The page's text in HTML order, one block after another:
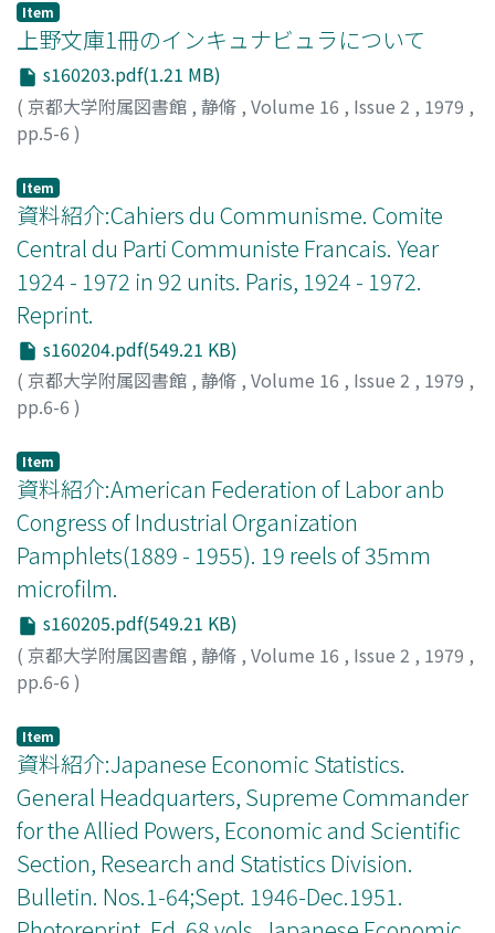
Item
上野文庫1冊のインキュナビュラについて
s160203.pdf(1.21 MB)
( 京都大学附属図書館 , 静脩 , Volume 16 , Issue 2 , 1979 ,
pp.5-6 )
Item
資料紹介:Cahiers du Communisme. Comite
Central du Parti Communiste Francais. Year
1924 - 1972 in 92 units. Paris, 1924 - 1972.
Reprint.
s160204.pdf(549.21 KB)
( 京都大学附属図書館 , 静脩 , Volume 16 , Issue 2 , 1979 ,
pp.6-6 )
Item
資料紹介:American Federation of Labor anb
Congress of Industrial Organization
Pamphlets(1889 - 1955). 19 reels of 35mm
microfilm.
s160205.pdf(549.21 KB)
( 京都大学附属図書館 , 静脩 , Volume 16 , Issue 2 , 1979 ,
pp.6-6 )
Item
資料紹介:Japanese Economic Statistics.
General Headquarters, Supreme Commander
for the Allied Powers, Economic and Scientific
Section, Research and Statistics Division.
Bulletin. Nos.1-64;Sept. 1946-Dec.1951.